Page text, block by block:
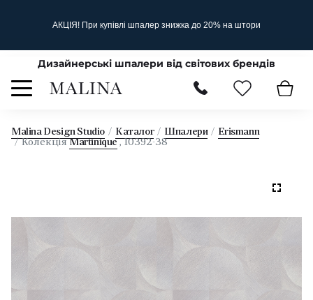
АКЦІЯ! При купівлі шпалер знижка до 20% на штори
Дизайнерські шпалери від світових брендів
Malina Design Studio Каталог Шпалери
Erismann
Колекція Martinique , 10392-38